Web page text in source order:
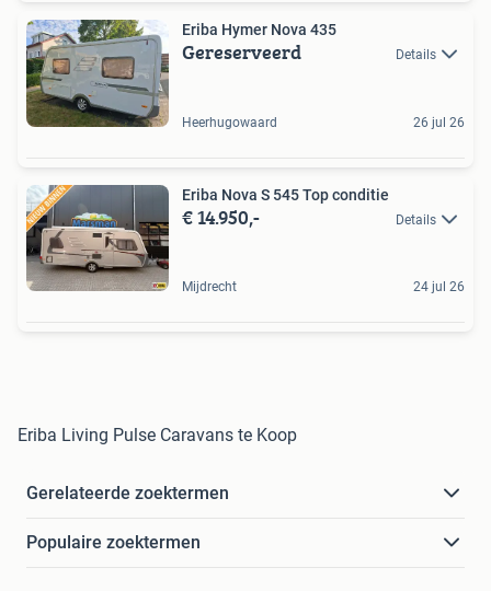
Eriba Hymer Nova 435
Gereserveerd Details
Heerhugowaard 26 jul 26
Eriba Nova S 545 Top conditie
€ 14.950,- Details
Mijdrecht 24 jul 26
Eriba Living Pulse Caravans te Koop
Gerelateerde zoektermen
Populaire zoektermen